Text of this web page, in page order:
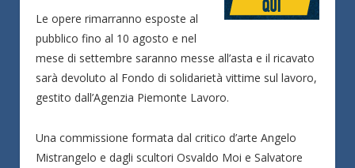
Le opere rimarranno esposte al
pubblico fino al 10 agosto e nel
mese di settembre saranno messe all’asta e il ricavato
sarà devoluto al Fondo di solidarietà vittime sul lavoro,
gestito dall’Agenzia Piemonte Lavoro.
Una commissione formata dal critico d’arte Angelo
Mistrangelo e dagli scultori Osvaldo Moi e Salvatore